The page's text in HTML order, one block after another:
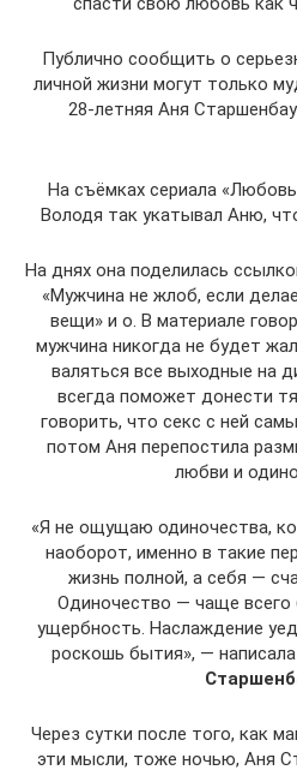
Публично сообщить о
личной жизни могут только
28-летняя Аня
На съёмках сериала
Володя так укатывал Аню,
На днях она поделилась
«Мужчина не жлоб, если
вещи» и о. В материале
мужчина никогда не будет
валяться все выходные на
всегда поможет донести
говорить, что секс с ней
потом Аня перепостила
любви и
«Я не ощущаю одиночества,
наоборот, именно в такие
жизнь полной, а себя —
Одиночество — чаще всего
ущербность. Наслаждение
роскошь бытия», —
Через сутки после того, как
эти мысли, тоже ночью, Аня